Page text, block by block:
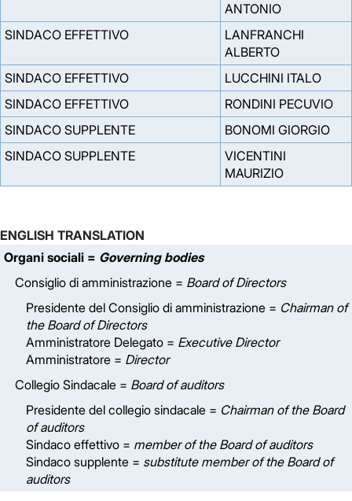
ANTONIO
SINDACO EFFETTIVO
LANFRANCHI
ALBERTO
SINDACO EFFETTIVO
LUCCHINI ITALO
SINDACO EFFETTIVO
RONDINI PECUVIO
SINDACO SUPPLENTE
BONOMI GIORGIO
SINDACO SUPPLENTE
VICENTINI
MAURIZIO
ENGLISH TRANSLATION
Organi sociali = Governing bodies
Consiglio di amministrazione = Board of Directors
Presidente del Consiglio di amministrazione = Chairman of
the Board of Directors
Amministratore Delegato = Executive Director
Amministratore = Director
Collegio Sindacale = Board of auditors
Presidente del collegio sindacale = Chairman of the Board
of auditors
Sindaco effettivo = member of the Board of auditors
Sindaco supplente = substitute member of the Board of
auditors